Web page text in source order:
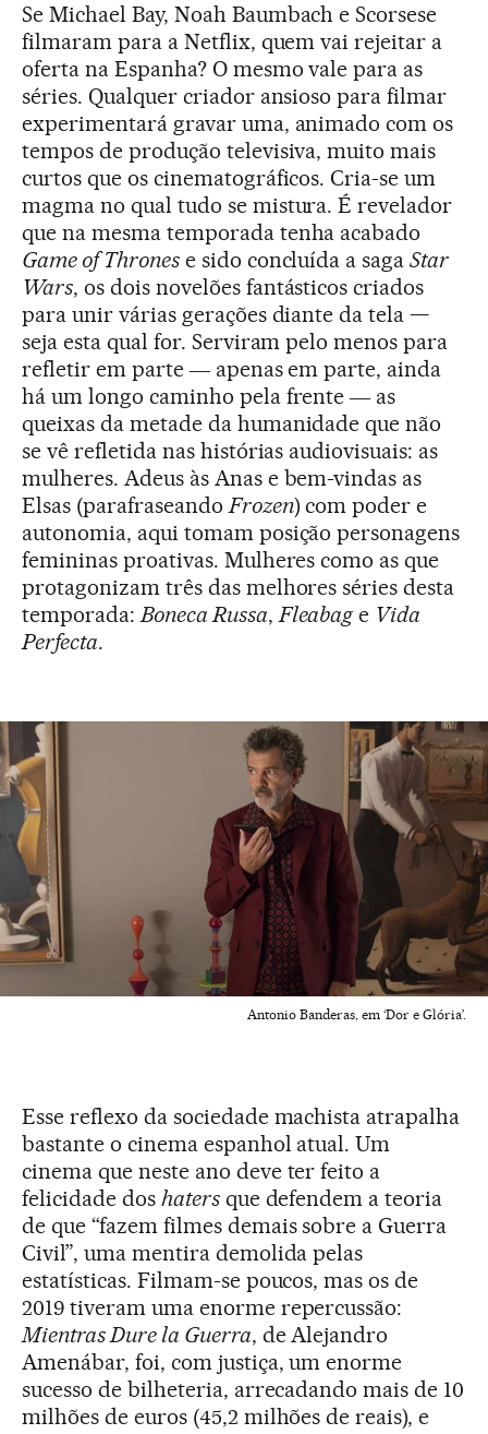
Se Michael Bay, Noah Baumbach e Scorsese
filmaram para a Netflix, quem vai rejeitar a
oferta na Espanha? O mesmo vale para as
séries. Qualquer criador ansioso para filmar
experimentará gravar uma, animado com os
tempos de produção televisiva, muito mais
curtos que os cinematográficos. Cria-se um
magma no qual tudo se mistura. É revelador
que na mesma temporada tenha acabado
Game of Thronese sido concluída a sagaStar
Wars, os dois novelões fantásticos criados
para unir várias gerações diante da tela —
seja esta qual for. Serviram pelo menos para
refletir em parte ― apenas em parte, ainda
há um longo caminho pela frente ― as
queixas da metade da humanidade que não
se vê refletida nas histórias audiovisuais: as
mulheres. Adeus às Anas e bem-vindas as
Elsas (parafraseandoFrozen) com poder e
autonomia, aqui tomam posição personagens
femininas proativas. Mulheres como as que
protagonizam três das melhores séries desta
temporada:Boneca Russa,Fleabage Vida
Perfecta.
Antonio Banderas, em ‘Dor e Glória’.
Esse reflexo da sociedade machista atrapalha
bastante o cinema espanhol atual. Um
cinema que neste ano deve ter feito a
felicidade dos hatersque defendem a teoria
de que “fazem filmes demais sobre a Guerra
Civil”, uma mentira demolida pelas
estatísticas. Filmam-se poucos, mas os de
2019 tiveram uma enorme repercussão:
Mientras Dure la Guerra, de Alejandro
Amenábar, foi, com justiça, um enorme
sucesso de bilheteria, arrecadando mais de 10
milhões de euros (45,2 milhões de reais), e